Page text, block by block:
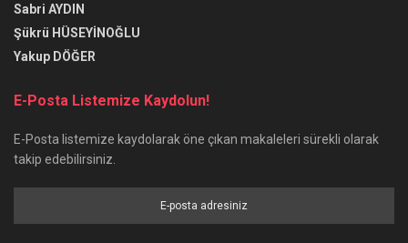
Sabri AYDIN
Şükrü HÜSEYİNOĞLU
Yakup DÖĞER
E-Posta Listemize Kaydolun!
E-Posta listemize kaydolarak öne çıkan makaleleri sürekli olarak
takip edebilirsiniz.